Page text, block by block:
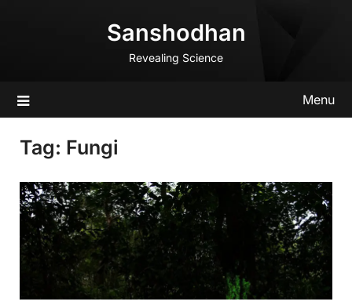
Sanshodhan
Revealing Science
Menu
Tag: Fungi